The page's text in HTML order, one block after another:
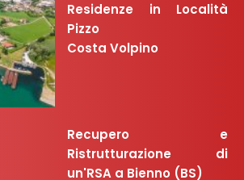
Residenze in Località
Pizzo
Costa Volpino
Recupero e
Ristrutturazione di
un'RSA a Bienno (BS)